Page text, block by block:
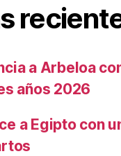
a Arbeloa
años 2026
a Egipto con